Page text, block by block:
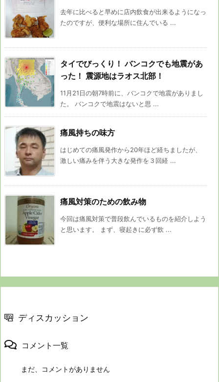
去年に比べると早めに店内飲食が出来るようになっ
たのですが、便利な場所に住んでいる ...
タイでびっくり！ バンコクでも地震があ
った！ 震源地はラオス北部！
11月21日の朝7時前に、バンコクで地震がありまし
た。 バンコクで地震はないと思 ...
痛風持ちの味方
はじめての痛風発作から20年ほど経ちましたが、
激しい痛みを伴う大きな発作を３回経 ...
痛風対策のための飲み物
今回は痛風対策で普段飲んでいるものを紹介しよう
と思います。 まず、寝起きに必ず飲 ...
ディスカッション
コメント一覧
まだ、コメントがありません